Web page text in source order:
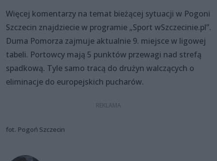
Więcej komentarzy na temat bieżącej sytuacji w Pogoni
Szczecin znajdziecie w programie „Sport wSzczecinie.pl”.
Duma Pomorza zajmuje aktualnie 9. miejsce w ligowej
tabeli. Portowcy mają 5 punktów przewagi nad strefą
spadkową. Tyle samo tracą do drużyn walczących o
eliminacje do europejskich pucharów.
fot. Pogoń Szczecin